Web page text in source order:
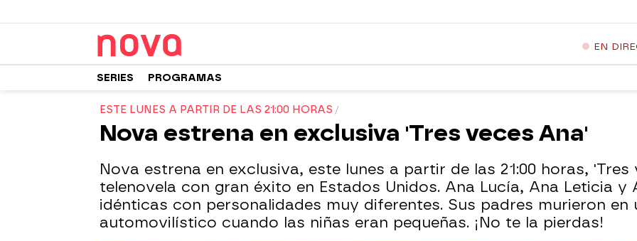
EN
SERIES PROGRAMAS
ESTE LUNES A PARTIR DE LAS 21:00 HORAS
Nova estrena en exclusiva 'Tres veces Ana'
Nova estrena en exclusiva, este lunes a partir de las 21:00 horas, 'Tres
telenovela con gran éxito en Estados Unidos. Ana Lucía, Ana Leticia y
idénticas con personalidades muy diferentes. Sus padres murieron en
automovilístico cuando las niñas eran pequeñas. ¡No te la pierdas!